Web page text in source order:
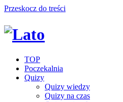
Przeskocz do treści
TOP
Poczekalnia
Quizy
Quizy wiedzy
Quizy na czas